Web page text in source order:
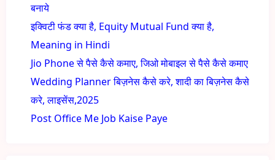
बनाये
इक्विटी फंड क्या है, Equity Mutual Fund क्या है,
Meaning in Hindi
Jio Phone से पैसे कैसे कमाए, जिओ मोबाइल से पैसे कैसे कमाए
Wedding Planner बिज़नेस कैसे करे, शादी का बिज़नेस कैसे
करे, लाइसेंस,2025
Post Office Me Job Kaise Paye